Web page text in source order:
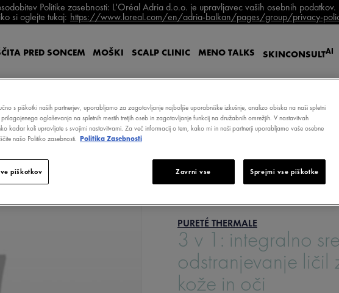
Politike zasebnosti: L'Oréal Adria d.o.o. je upravljavec vaših osebnih podatkov.
si oglejte tukaj: https://www.loreal.com/en/adria-balkan/pages/group/privacy-
PRED SONCEM MOŠKI SCALP CLINIC MENO TALKS SKINCONSULTAI
ZA ODSTRANJEVANJE LIČIL Z OBČUTLJIVE KOŽE IN OČI
PURETÉ THERMALE
3 v 1: integralno
odstranjevanje ličil
kože in oči
s piškotki naših partnerjev, uporabljamo za zagotavljanje najboljše uporabniške izkušnje, analizo obiska na naši spletni
oglaševanja na spletnih mestih tretjih oseb in zagotavljanje funkcij na družabnih omrežjih. V nastavitvah
kadar koli upravljate s svojimi nastavitvami. Za več informacij o tem, kako mi in naši partnerji uporabljamo vaše osebne
našo Politiko zasebnosti. Politika Zasebnosti
piškotkov Zavrni vse Sprejmi vse piškotke